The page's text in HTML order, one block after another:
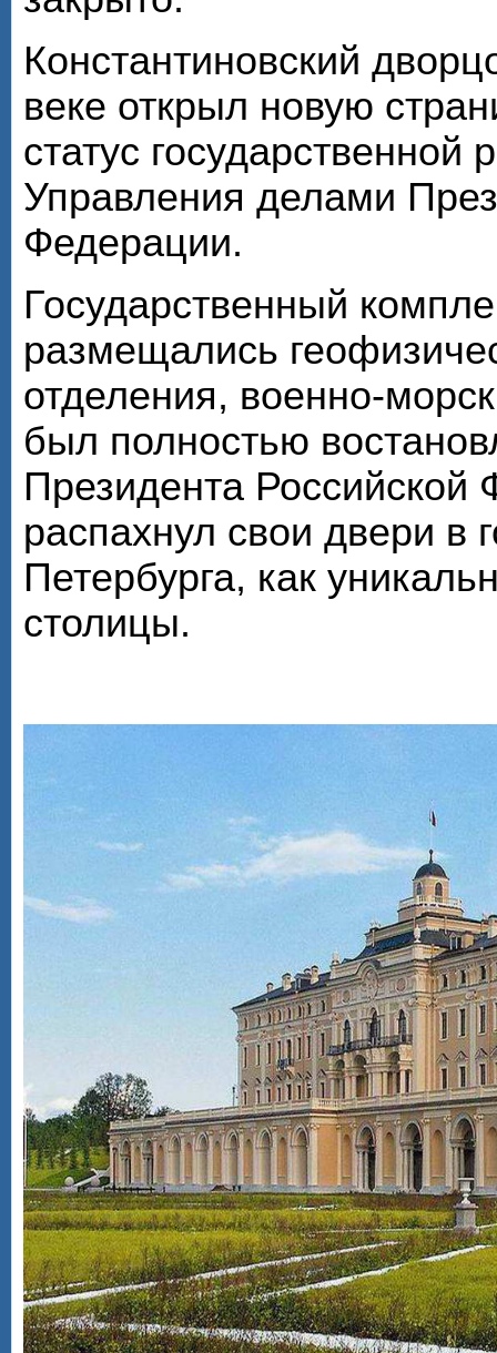
Константиновский
веке открыл новую
статус государственной
Управления делами
Федерации.
Государственный
размещались
отделения, военно-
был полностью
Президента
распахнул свои двери в
Петербурга, как
столицы.